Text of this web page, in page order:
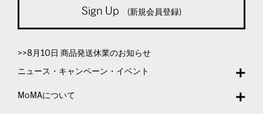
Sign Up (新規会員登録)
>>8月10日 商品発送休業のお知らせ
ニュース・キャンペーン・イベント
MoMAについて